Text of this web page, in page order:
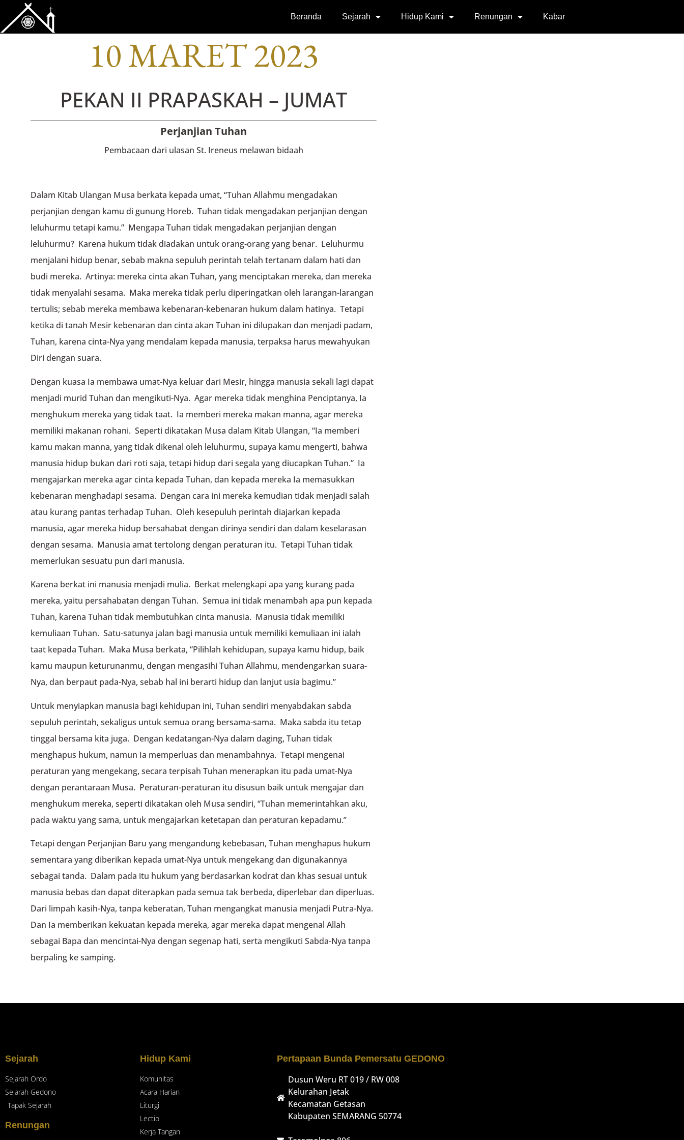
Beranda Sejarah Hidup Kami Renungan Kabar
10 MARET 2023
PEKAN II PRAPASKAH – JUMAT
Perjanjian Tuhan
Pembacaan dari ulasan St. Ireneus melawan bidaah
Dalam Kitab Ulangan Musa berkata kepada umat, “Tuhan Allahmu mengadakan
perjanjian dengan kamu di gunung Horeb. Tuhan tidak mengadakan perjanjian dengan
leluhurmu tetapi kamu.” Mengapa Tuhan tidak mengadakan perjanjian dengan
leluhurmu? Karena hukum tidak diadakan untuk orang-orang yang benar. Leluhurmu
menjalani hidup benar, sebab makna sepuluh perintah telah tertanam dalam hati dan
budi mereka. Artinya: mereka cinta akan Tuhan, yang menciptakan mereka, dan mereka
tidak menyalahi sesama. Maka mereka tidak perlu diperingatkan oleh larangan-larangan
tertulis; sebab mereka membawa kebenaran-kebenaran hukum dalam hatinya. Tetapi
ketika di tanah Mesir kebenaran dan cinta akan Tuhan ini dilupakan dan menjadi padam,
Tuhan, karena cinta-Nya yang mendalam kepada manusia, terpaksa harus mewahyukan
Diri dengan suara.
Dengan kuasa Ia membawa umat-Nya keluar dari Mesir, hingga manusia sekali lagi dapat
menjadi murid Tuhan dan mengikuti-Nya. Agar mereka tidak menghina Penciptanya, Ia
menghukum mereka yang tidak taat. Ia memberi mereka makan manna, agar mereka
memiliki makanan rohani. Seperti dikatakan Musa dalam Kitab Ulangan, “Ia memberi
kamu makan manna, yang tidak dikenal oleh leluhurmu, supaya kamu mengerti, bahwa
manusia hidup bukan dari roti saja, tetapi hidup dari segala yang diucapkan Tuhan.” Ia
mengajarkan mereka agar cinta kepada Tuhan, dan kepada mereka Ia memasukkan
kebenaran menghadapi sesama. Dengan cara ini mereka kemudian tidak menjadi salah
atau kurang pantas terhadap Tuhan. Oleh kesepuluh perintah diajarkan kepada
manusia, agar mereka hidup bersahabat dengan dirinya sendiri dan dalam keselarasan
dengan sesama. Manusia amat tertolong dengan peraturan itu. Tetapi Tuhan tidak
memerlukan sesuatu pun dari manusia.
Karena berkat ini manusia menjadi mulia. Berkat melengkapi apa yang kurang pada
mereka, yaitu persahabatan dengan Tuhan. Semua ini tidak menambah apa pun kepada
Tuhan, karena Tuhan tidak membutuhkan cinta manusia. Manusia tidak memiliki
kemuliaan Tuhan. Satu-satunya jalan bagi manusia untuk memiliki kemuliaan ini ialah
taat kepada Tuhan. Maka Musa berkata, “Pilihlah kehidupan, supaya kamu hidup, baik
kamu maupun keturunanmu, dengan mengasihi Tuhan Allahmu, mendengarkan suara-
Nya, dan berpaut pada-Nya, sebab hal ini berarti hidup dan lanjut usia bagimu.”
Untuk menyiapkan manusia bagi kehidupan ini, Tuhan sendiri menyabdakan sabda
sepuluh perintah, sekaligus untuk semua orang bersama-sama. Maka sabda itu tetap
tinggal bersama kita juga. Dengan kedatangan-Nya dalam daging, Tuhan tidak
menghapus hukum, namun Ia memperluas dan menambahnya. Tetapi mengenai
peraturan yang mengekang, secara terpisah Tuhan menerapkan itu pada umat-Nya
dengan perantaraan Musa. Peraturan-peraturan itu disusun baik untuk mengajar dan
menghukum mereka, seperti dikatakan oleh Musa sendiri, “Tuhan memerintahkan aku,
pada waktu yang sama, untuk mengajarkan ketetapan dan peraturan kepadamu.”
Tetapi dengan Perjanjian Baru yang mengandung kebebasan, Tuhan menghapus hukum
sementara yang diberikan kepada umat-Nya untuk mengekang dan digunakannya
sebagai tanda. Dalam pada itu hukum yang berdasarkan kodrat dan khas sesuai untuk
manusia bebas dan dapat diterapkan pada semua tak berbeda, diperlebar dan diperluas.
Dari limpah kasih-Nya, tanpa keberatan, Tuhan mengangkat manusia menjadi Putra-Nya.
Dan Ia memberikan kekuatan kepada mereka, agar mereka dapat mengenal Allah
sebagai Bapa dan mencintai-Nya dengan segenap hati, serta mengikuti Sabda-Nya tanpa
berpaling ke samping.
Sejarah
Sejarah Ordo
Sejarah Gedono
Tapak Sejarah
Renungan
Hidup Kami
Komunitas
Acara Harian
Liturgi
Lectio
Kerja Tangan
Pertapaan Bunda Pemersatu GEDONO
Dusun Weru RT 019 / RW 008
Kelurahan Jetak
Kecamatan Getasan
Kabupaten SEMARANG 50774